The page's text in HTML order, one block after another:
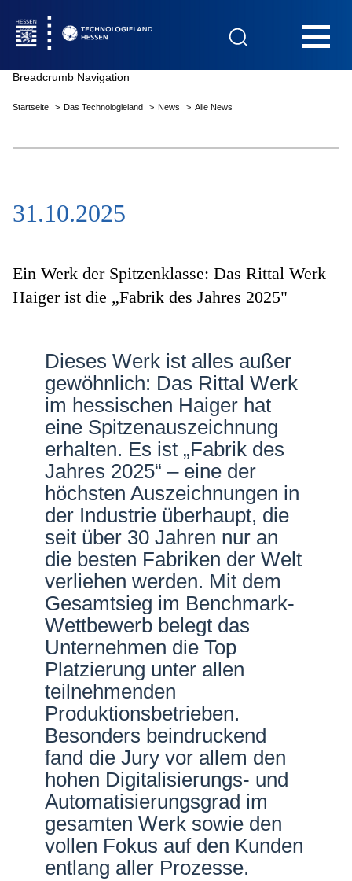
Das Technologieland
Innovationsfelder
Netzwerke
Breadcrumb Navigation
Startseite Das Technologieland News Alle News
31.10.2025
Ein Werk der Spitzenklasse: Das Rittal Werk
Haiger ist die „Fabrik des Jahres 2025"
Dieses Werk ist alles außer
gewöhnlich: Das Rittal Werk
im hessischen Haiger hat
eine Spitzenauszeichnung
erhalten. Es ist „Fabrik des
Jahres 2025“ – eine der
höchsten Auszeichnungen in
der Industrie überhaupt, die
seit über 30 Jahren nur an
die besten Fabriken der Welt
verliehen werden. Mit dem
Gesamtsieg im Benchmark-
Wettbewerb belegt das
Unternehmen die Top
Platzierung unter allen
teilnehmenden
Produktionsbetrieben.
Besonders beindruckend
fand die Jury vor allem den
hohen Digitalisierungs- und
Automatisierungsgrad im
gesamten Werk sowie den
vollen Fokus auf den Kunden
entlang aller Prozesse.